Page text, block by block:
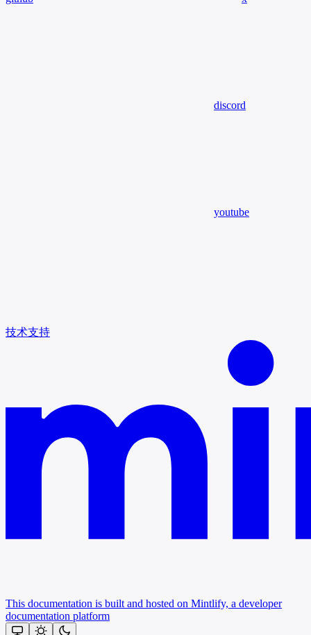
discord
youtube
技术支持
This documentation is built and hosted on Mintlify, a developer
documentation platform